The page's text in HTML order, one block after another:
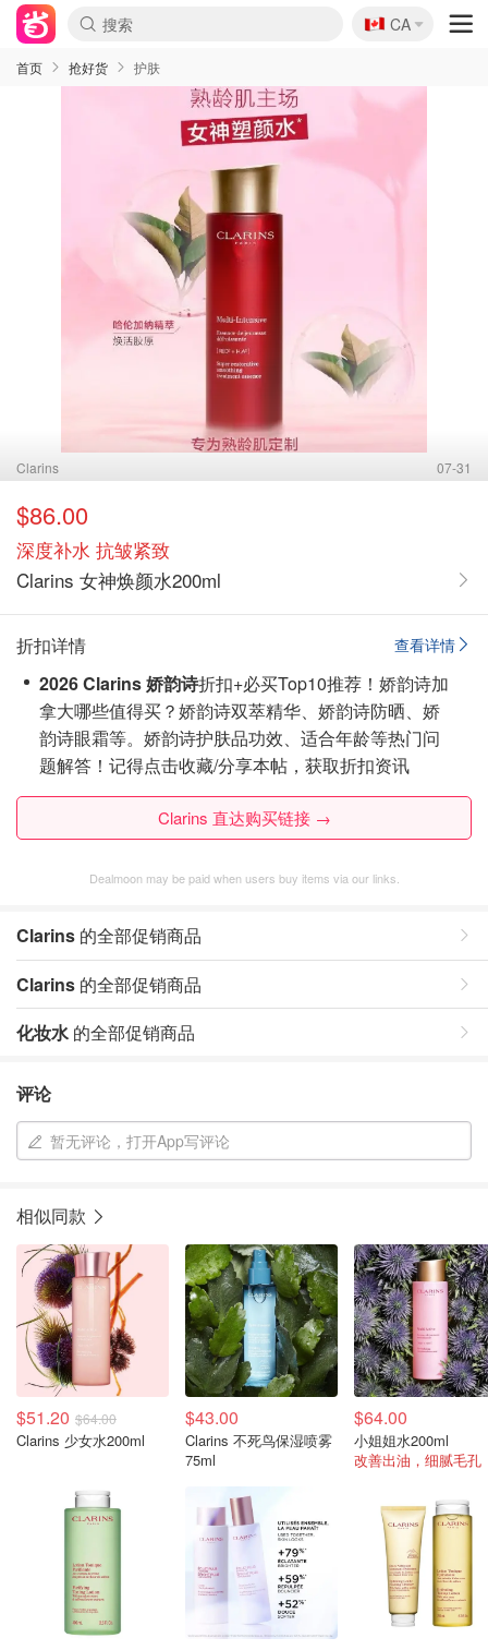
🇨🇦
CA
首页 抢好货 护肤
Clarins 07-31
$86.00
深度补水 抗皱紧致
Clarins 女神焕颜水200ml
查看详情
折扣详情
2026 Clarins 娇韵诗折扣+必买Top10推荐！娇韵诗加
拿大哪些值得买？娇韵诗双萃精华、娇韵诗防晒、娇
韵诗眼霜等。娇韵诗护肤品功效、适合年龄等热门问
题解答！ 记得点击收藏/分享本帖，获取折扣资讯
Clarins 直达购买链接 →
Dealmoon may be paid when users buy items via our links.
Clarins 的全部促销商品
Clarins 的全部促销商品
化妆水 的全部促销商品
评论
暂无评论，打开App写评论
相似同款
$51.20 $64.00
Clarins 少女水200ml
$43.00
Clarins 不死鸟保湿喷雾
75ml
$64.00
小姐姐水200ml
改善出油，细腻毛孔